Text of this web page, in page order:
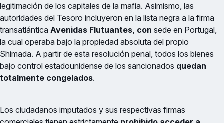
legitimación de los capitales de la mafia. Asimismo, las
autoridades del Tesoro incluyeron en la lista negra a la firma
transatlántica Avenidas Flutuantes, con sede en Portugal,
la cual operaba bajo la propiedad absoluta del propio
Shimada. A partir de esta resolución penal, todos los bienes
bajo control estadounidense de los sancionados quedan
totalmente congelados.
Los ciudadanos imputados y sus respectivas firmas